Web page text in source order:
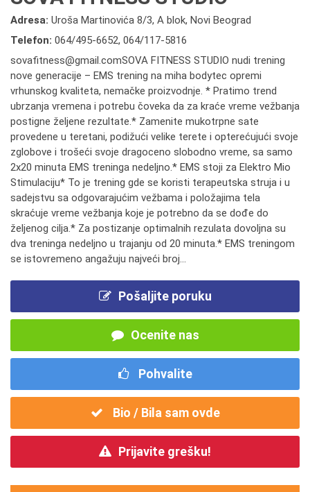
Adresa: Uroša Martinovića 8/3, A blok, Novi Beograd
Telefon: 064/495-6652, 064/117-5816
sovafitness@gmail.comSOVA FITNESS STUDIO nudi trening
nove generacije – EMS trening na miha bodytec opremi
vrhunskog kvaliteta, nemačke proizvodnje. * Pratimo trend
ubrzanja vremena i potrebu čoveka da za kraće vreme vežbanja
postigne željene rezultate.* Zamenite mukotrpne sate
provedene u teretani, podižući velike terete i opterećujući svoje
zglobove i trošeći svoje dragoceno slobodno vreme, sa samo
2x20 minuta EMS treninga nedeljno.* EMS stoji za Elektro Mio
Stimulaciju* To je trening gde se koristi terapeutska struja i u
sadejstvu sa odgovarajućim vežbama i položajima tela
skraćuje vreme vežbanja koje je potrebno da se dođe do
željenog cilja.* Za postizanje optimalnih rezulata dovoljna su
dva treninga nedeljno u trajanju od 20 minuta.* EMS treningom
se istovremeno angažuju najveći broj...
Pošaljite poruku
Ocenite nas
Pohvalite
Bio / Bila sam ovde
Prijavite grešku!